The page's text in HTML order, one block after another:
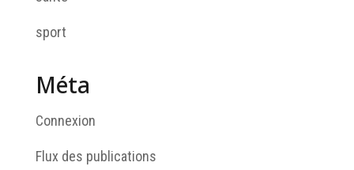
sport
Méta
Connexion
Flux des publications